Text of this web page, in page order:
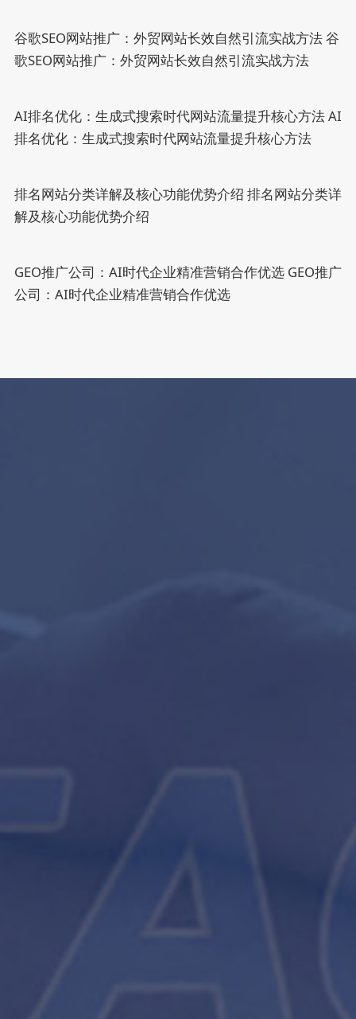
谷歌SEO网站推广：外贸网站长效自然引流实战方法谷
歌SEO网站推广：外贸网站长效自然引流实战方法
AI排名优化：生成式搜索时代网站流量提升核心方法AI
排名优化：生成式搜索时代网站流量提升核心方法
排名网站分类详解及核心功能优势介绍 排名网站分类详
解及核心功能优势介绍
GEO推广公司：AI时代企业精准营销合作优选 GEO推广
公司：AI时代企业精准营销合作优选